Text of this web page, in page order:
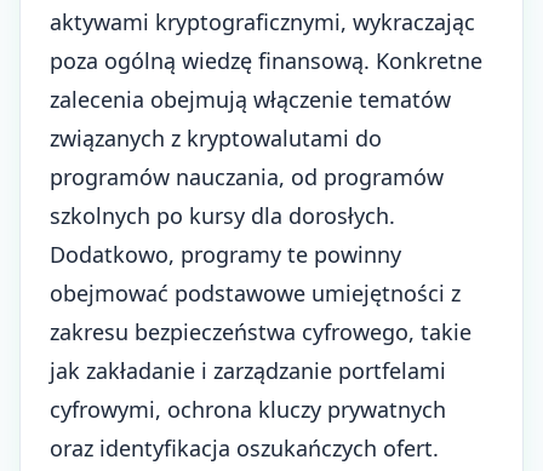
aktywami kryptograficznymi, wykraczając
poza ogólną wiedzę finansową. Konkretne
zalecenia obejmują włączenie tematów
związanych z kryptowalutami do
programów nauczania, od programów
szkolnych po kursy dla dorosłych.
Dodatkowo, programy te powinny
obejmować podstawowe umiejętności z
zakresu bezpieczeństwa cyfrowego, takie
jak zakładanie i zarządzanie portfelami
cyfrowymi, ochrona kluczy prywatnych
oraz identyfikacja oszukańczych ofert.